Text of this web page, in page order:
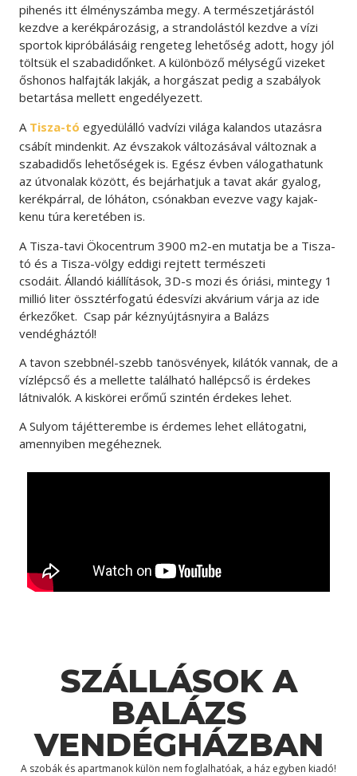
pihenés itt élményszámba megy. A természetjárástól
kezdve a kerékpározásig, a strandolástól kezdve a vízi
sportok kipróbálásáig rengeteg lehetőség adott, hogy jól
töltsük el szabadidőnket. A különböző mélységű vizeket
őshonos halfajták lakják, a horgászat pedig a szabályok
betartása mellett engedélyezett.
A Tisza-tó egyedülálló vadvízi világa kalandos utazásra
csábít mindenkit. Az évszakok változásával változnak a
szabadidős lehetőségek is. Egész évben válogathatunk
az útvonalak között, és bejárhatjuk a tavat akár gyalog,
kerékpárral, de lóháton, csónakban evezve vagy kajak-
kenu túra keretében is.
A Tisza-tavi Ökocentrum 3900 m2-en mutatja be a Tisza-
tó és a Tisza-völgy eddigi rejtett természeti
csodáit. Állandó kiállítások, 3D-s mozi és óriási, mintegy 1
millió liter össztérfogatú édesvízi akvárium várja az ide
érkezőket. Csap pár kéznyújtásnyira a Balázs
vendégháztól!
A tavon szebbnél-szebb tanösvények, kilátók vannak, de a
vízlépcső és a mellette található hallépcső is érdekes
látnivalók. A kiskörei erőmű szintén érdekes lehet.
A Sulyom tájétterembe is érdemes lehet ellátogatni,
amennyiben megéheznek.
SZÁLLÁSOK A
BALÁZS
VENDÉGHÁZBAN
A szobák és apartmanok külön nem foglalhatóak, a ház egyben kiadó!